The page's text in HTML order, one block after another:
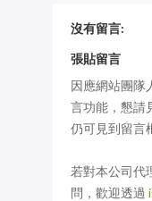
沒有留言:
張貼留言
因應網站團隊
言功能，懇請
仍可見到留言
若對本公司代
問，歡迎透過